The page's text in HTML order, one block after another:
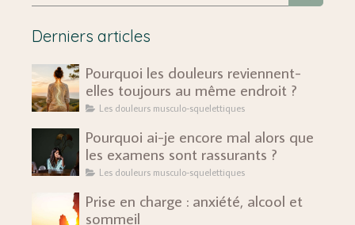
Derniers articles
Pourquoi les douleurs reviennent-
elles toujours au même endroit ?
Les douleurs musculo-squelettiques
Pourquoi ai-je encore mal alors que
les examens sont rassurants ?
Les douleurs musculo-squelettiques
Prise en charge : anxiété, alcool et
sommeil